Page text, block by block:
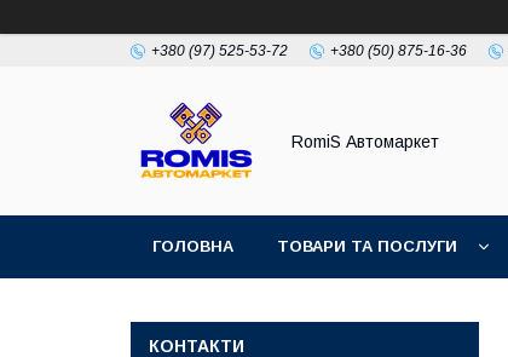
+380 (97) 525-53-72 +380 (50) 875-16-36
RomiS Автомаркет
ГОЛОВНА ТОВАРИ ТА ПОСЛУГИ
КОНТАКТИ